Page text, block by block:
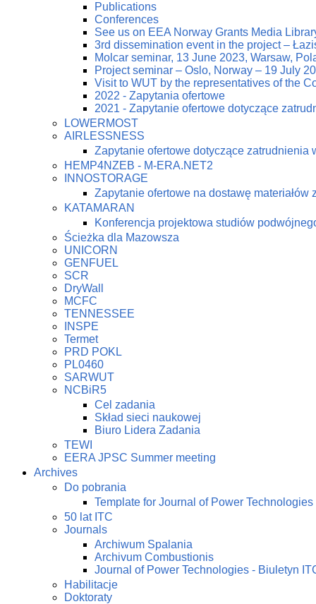
Publications
Conferences
See us on EEA Norway Grants Media
3rd dissemination event in the project –
Molcar seminar, 13 June 2023, Warsaw,
Project seminar – Oslo, Norway – 19 July
Visit to WUT by the representatives of the
2022 - Zapytania ofertowe
2021 - Zapytanie ofertowe dotyczące
LOWERMOST
AIRLESSNESS
Zapytanie ofertowe dotyczące zatrudnienia
HEMP4NZEB - M-ERA.NET2
INNOSTORAGE
Zapytanie ofertowe na dostawę materiałów
KATAMARAN
Konferencja projektowa studiów
Ścieżka dla Mazowsza
UNICORN
GENFUEL
SCR
DryWall
MCFC
TENNESSEE
INSPE
Termet
PRD POKL
PL0460
SARWUT
NCBiR5
Cel zadania
Skład sieci naukowej
Biuro Lidera Zadania
TEWI
EERA JPSC Summer meeting
Archives
Do pobrania
Template for Journal of Power Technologies
50 lat ITC
Journals
Archiwum Spalania
Archivum Combustionis
Journal of Power Technologies - Biuletyn
Habilitacje
Doktoraty